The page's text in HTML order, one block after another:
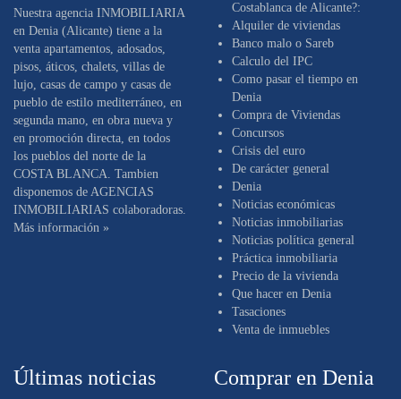
Nuestra agencia INMOBILIARIA
en Denia (Alicante) tiene a la
venta apartamentos, adosados,
pisos, áticos, chalets, villas de
lujo, casas de campo y casas de
pueblo de estilo mediterráneo, en
segunda mano, en obra nueva y
en promoción directa, en todos
los pueblos del norte de la
COSTA BLANCA. Tambien
disponemos de AGENCIAS
INMOBILIARIAS colaboradoras.
Más información »
Costablanca de Alicante?:
Alquiler de viviendas
Banco malo o Sareb
Calculo del IPC
Como pasar el tiempo en
Denia
Compra de Viviendas
Concursos
Crisis del euro
De carácter general
Denia
Noticias económicas
Noticias inmobiliarias
Noticias política general
Práctica inmobiliaria
Precio de la vivienda
Que hacer en Denia
Tasaciones
Venta de inmuebles
Últimas noticias Comprar en Denia